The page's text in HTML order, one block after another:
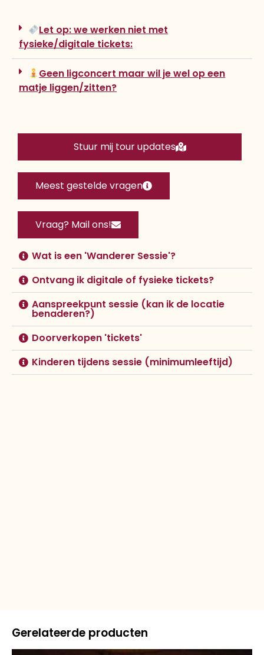
Let op: we werken niet met
fysieke/digitale tickets:
Geen ligconcert maar wil je wel op een
matje liggen/zitten?
Stuur mij tour updates
Meest gestelde vragen
Vraag? Mail ons!
Wat is een 'Wanderer Sessie'?
Ontvang ik digitale of fysieke tickets?
Aanspreekpunt sessie (kan ik de locatie
benaderen?)
Doorverkopen 'tickets'
Kinderen tijdens sessie (minimumleeftijd)
Gerelateerde producten